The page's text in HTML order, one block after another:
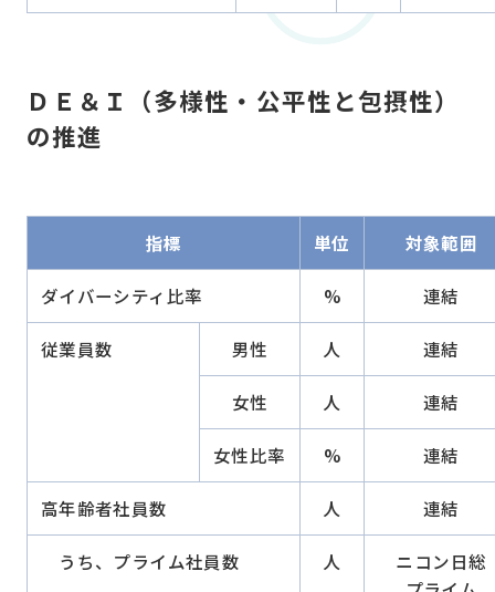
ＤＥ＆Ｉ（多様性・公平性と包摂性）
の推進
指標 単位 対象範囲
ダイバーシティ比率 % 連結
従業員数 男性 人 連結
女性 人 連結
女性比率 % 連結
高年齢者社員数 人 連結
うち、プライム社員数 人
ニコン日総
資本提携・事業承継等のご相談
サイトポリシー
日本語English